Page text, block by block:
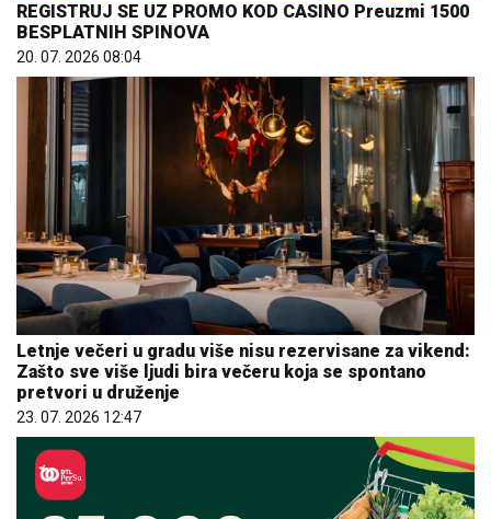
REGISTRUJ SE UZ PROMO KOD CASINO Preuzmi 1500
BESPLATNIH SPINOVA
20. 07. 2026 08:04
Letnje večeri u gradu više nisu rezervisane za vikend:
Zašto sve više ljudi bira večeru koja se spontano
pretvori u druženje
23. 07. 2026 12:47